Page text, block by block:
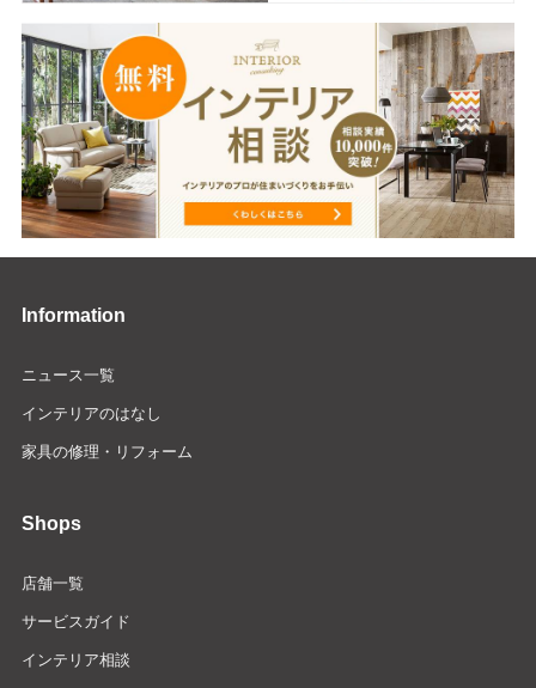
Information
ニュース一覧
インテリアのはなし
家具の修理・リフォーム
Shops
店舗一覧
サービスガイド
インテリア相談